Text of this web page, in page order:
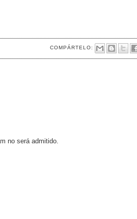
COMPÁRTELO:
no será admitido.